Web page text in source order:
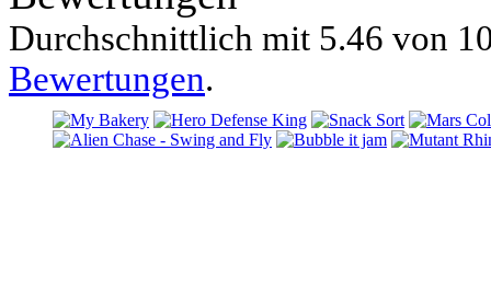
Durchschnittlich mit 5.46 von
Bewertungen.